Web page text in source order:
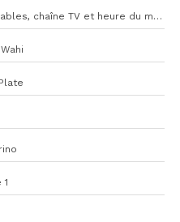
OM-Athletic Bilbao : compos probables, chaîne TV et heure du match